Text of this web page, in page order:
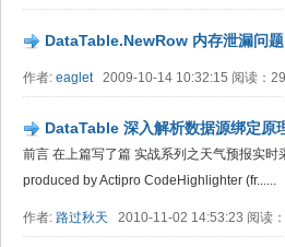
DataTable.NewRow 内存泄漏问题
作者: eaglet2009-10-14 10:32:15 阅读：
DataTable 深入解析数据源绑定原
前言 在上篇写了篇 实战系列之天气预报实
produced by Actipro CodeHighlighter (fr......
作者: 路过秋天 2010-11-02 14:53:23 阅读